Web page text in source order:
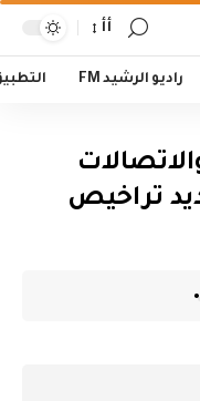
أأ
راديو الرشيد FM
تراخيص